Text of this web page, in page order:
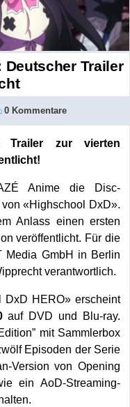
Deutscher Trailer
0 Kommentare
Trailer zur vierten
Anime die Disc-
«Highschool DxD».
Anlass einen ersten
veröffentlicht. Für die
Media GmbH in Berlin
verantwortlich.
DxD HERO» erscheint
auf DVD und Blu-ray.
mit Sammlerbox
Episoden der Serie
Version von Opening
ein AoD-Streaming-